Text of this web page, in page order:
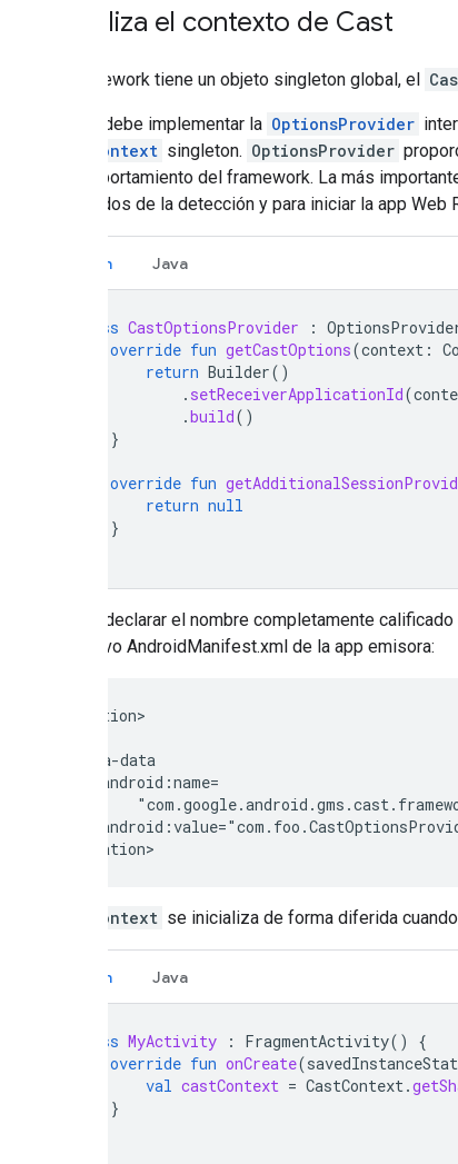
Inicializa el contexto de Cast
El framework tiene un objeto singleton global, el
Tu app debe implementar la OptionsProvider
CastContext singleton. OptionsProvider
el comportamiento del framework. La más
resultados de la detección y para iniciar la app
Kotlin Java
class CastOptionsProvider :
override fun getCastOptions(context :
return Builder()
. setReceiverApplicationId(
.build()
}
override fun
return null
}
Debes declarar el nombre completamente
el archivo AndroidManifest.xml de la app emisora:
<application>
    <meta-data
        android:name=
CastContext se inicializa de forma diferida
Kotlin Java
class MyActivity : FragmentActivity()
{
override fun onCreate(
val castContext = CastContext.
}